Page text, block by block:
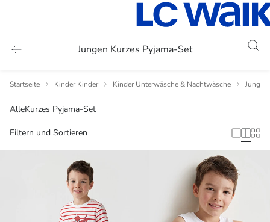
Jungen Kurzes Pyjama-Set
Startseite Kinder Kinder Kinder Unterwäsche & Nachtwäsche
AlleKurzes Pyjama-Set
Filtern und Sortieren